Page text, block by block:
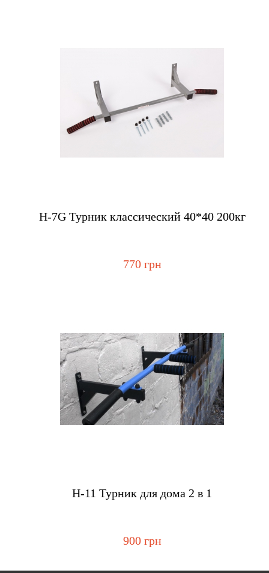
H-7G Турник классический 40*40 200кг
770 грн
H-11 Турник для дома 2 в 1
900 грн